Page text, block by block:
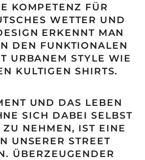
KOMPETENZ FÜR
WETTER UND
ERKENNT MAN
DEN FUNKTIONALEN
URBANEM STYLE WIE
KULTIGEN SHIRTS.
UND DAS LEBEN
SICH DABEI SELBST
ZU NEHMEN, IST EINE
UNSERER STREET
ÜBERZEUGENDER